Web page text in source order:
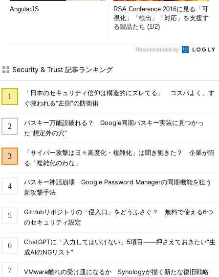
AngularJS
RSA Conference 2016に見る「可
視化」「検出」「対応」を支援す
る製品たち (1/2)
Recommended by
Security & Trust 記事ランキング
「日本のセキュリティ信仰は構造的にズレてる」 コスパよく、す
ぐ救われる“左側”の防衛術
パスキー万能説破れる？ Google同期パスキー実装に見つかっ
た“想定外の穴”
「サイバー攻撃は日々高度化・複雑化」は聞き飽きた？ 企業が陥
る「複雑化のわな」
パスキー神話崩壊 Google Password Managerの同期機能を狙う
新攻撃手法
GitHubリポジトリの「侵入口」をどうふさぐ？ 無料で使える6つ
のセキュリティ設定
ChatGPTに「入力してはいけない」5項目――押さえておきたい“生
成AIのNGリスト”
VMware離れの受け皿になるか Synologyが描く新たな復旧戦略